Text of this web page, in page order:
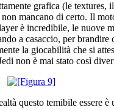
grafica (le
mancano di certo. Il
è incredibile, le nuove
a casaccio, per
la giocabilità che si
non è mai stato così
questo temibile